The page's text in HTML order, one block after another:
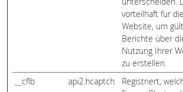
unterscheiden.
vorteilhaft für die
Website, um
Berichte über
Nutzung Ihrer
zu erstellen.
__cflb
api2.hcaptch
Registriert,